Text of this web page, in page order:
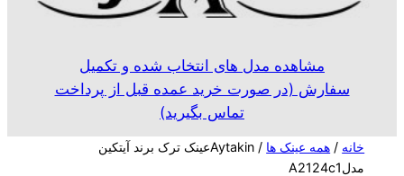
مشاهده مدل های انتخاب شده و تکمیل
سفارش (در صورت خرید عمده قبل از پرداخت
تماس بگیرید)
خانه / همه عینک ها
/ Aytakinعینک ترک برند آیتکین
مدلA2124c1